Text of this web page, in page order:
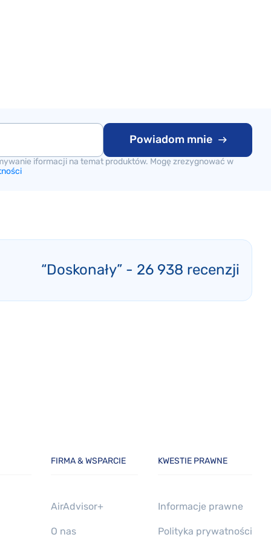
Powiadom mnie
iformacji na temat produktów. Mogę zrezygnować w
“Doskonały” - 26 938 recenzji
FIRMA & WSPARCIE
AirAdvisor+
O nas
KWESTIE PRAWNE
Informacje prawne
Polityka prywatności